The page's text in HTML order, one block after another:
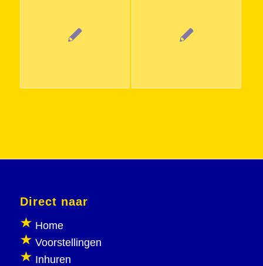
Direct naar
Home
Voorstellingen
Inhuren